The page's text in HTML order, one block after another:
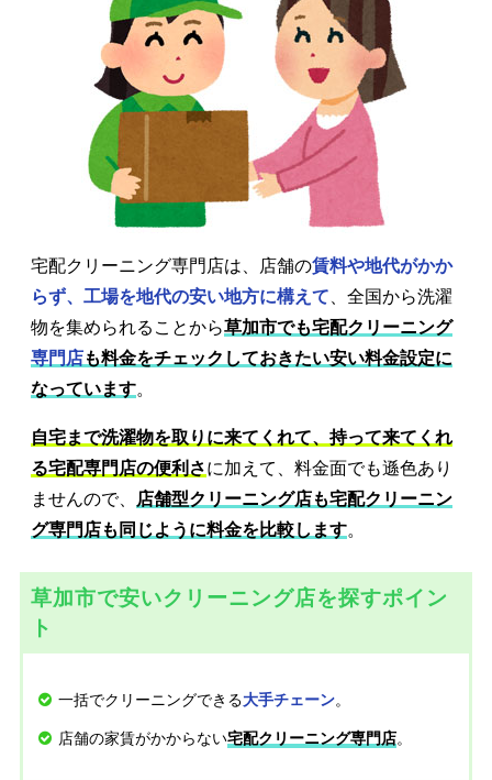
宅配クリーニング専門店は、店舗の賃料や地代がかか
らず、工場を地代の安い地方に構えて 、全国から洗濯
物を集められることから草加市でも宅配クリーニング
専門店も料金をチェックしておきたい安い料金設定に
なっています。
自宅まで洗濯物を取りに来てくれて、持って来てくれ
る宅配専門店の便利さに加えて、料金面でも遜色あり
ませんので、
店舗型クリーニング店も宅配クリーニン
グ専門店も同じように料金を比較します。
草加市で安いクリーニング店を探すポイン
ト
一括でクリーニングできる大手チェーン。
店舗の家賃がかからない宅配クリーニング専門店。